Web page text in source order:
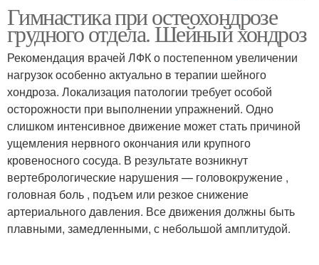
грудном остеохондрозе
Физические упражнения
Гимнастика при
грудном остеохондрозе
Остеохондроз в
домашних условиях
Физкультура при
остеохондрозе
Упражнения для
грудного отдела
Гимнастика при остеохондрозе
грудного отдела. Шейный хондроз
Рекомендация врачей ЛФК о постепенном увеличении
нагрузок особенно актуально в терапии шейного
хондроза. Локализация патологии требует особой
осторожности при выполнении упражнений. Одно
слишком интенсивное движение может стать причиной
ущемления нервного окончания или крупного
кровеносного сосуда. В результате возникнут
вертебрологические нарушения — головокружение ,
головная боль , подъем или резкое снижение
артериального давления. Все движения должны быть
плавными, замедленными, с небольшой амплитудой.